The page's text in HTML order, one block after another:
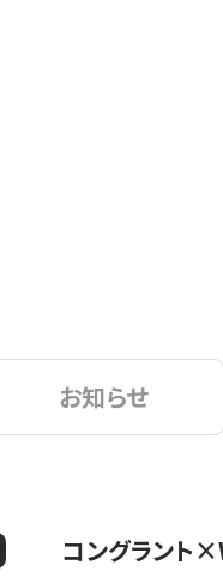
お知らせ
コングラント